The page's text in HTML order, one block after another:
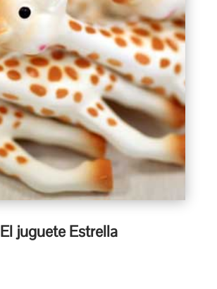
El juguete Estrella